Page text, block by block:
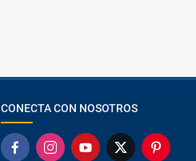
CONECTA CON NOSOTROS